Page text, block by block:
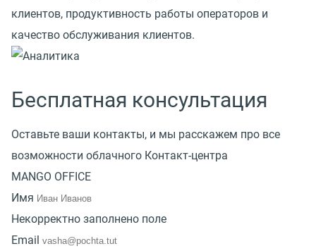
клиентов, продуктивность работы операторов и
качество обслуживания клиентов.
Бесплатная консультация
Оставьте ваши контакты, и мы расскажем про все
возможности облачного Контакт-центра
MANGO OFFICE
Имя
Некорректно заполнено поле
Email